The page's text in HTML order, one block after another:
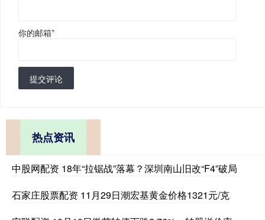
你的邮箱*
提交评论
热点资讯
中股网配资 18年“拉锯战”落幕？深圳南山旧改“F4”破局
石家庄股票配资 11月29日潮宏基黄金价格1321元/克